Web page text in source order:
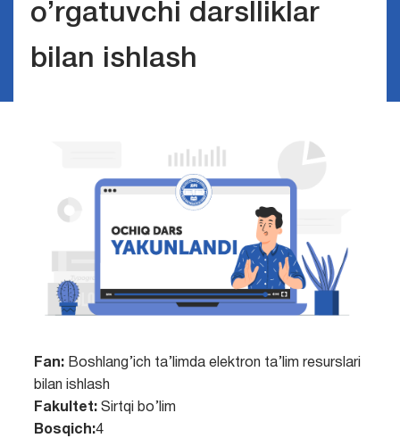
o’rgatuvchi darslliklar
bilan ishlash
Fan: Boshlang’ich ta’limda elektron ta’lim resurslari
bilan ishlash
Fakultet:Sirtqi bo’lim
Bosqich:4